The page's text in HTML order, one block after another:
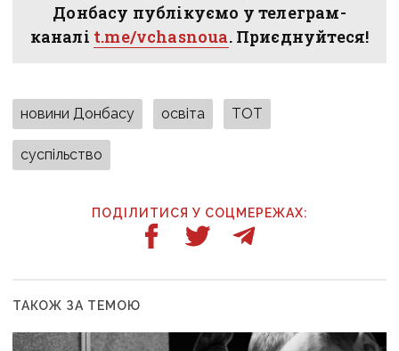
Донбасу публікуємо у телеграм-
каналі t.me/vchasnoua. Приєднуйтеся!
новини Донбасу освіта ТОТ
суспільство
ПОДІЛИТИСЯ У СОЦМЕРЕЖАХ:
ТАКОЖ ЗА ТЕМОЮ